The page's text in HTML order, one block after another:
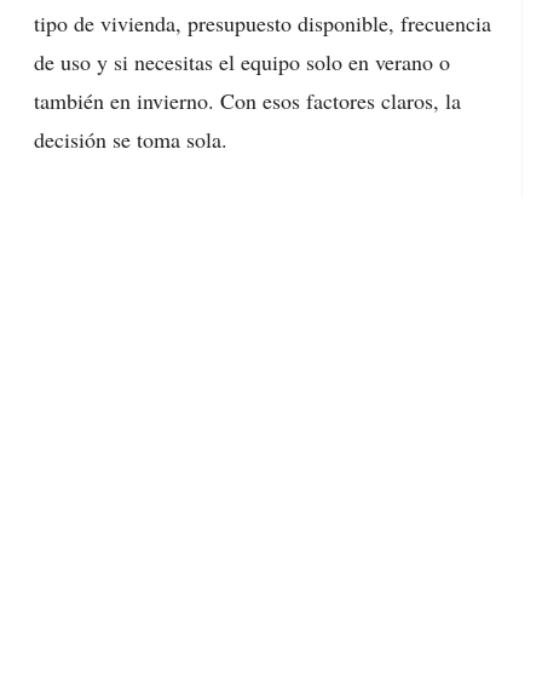
tipo de vivienda, presupuesto disponible, frecuencia
de uso y si necesitas el equipo solo en verano o
también en invierno. Con esos factores claros, la
decisión se toma sola.